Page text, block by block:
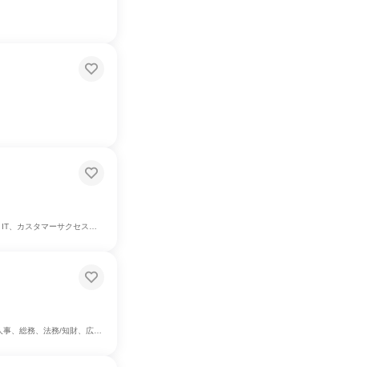
ィブ/デザイン職、出版/メディア/芸能/エンタメ専門職、カスタマーサポート/コールセンター
/知財、広報/IR、製造・生産工程